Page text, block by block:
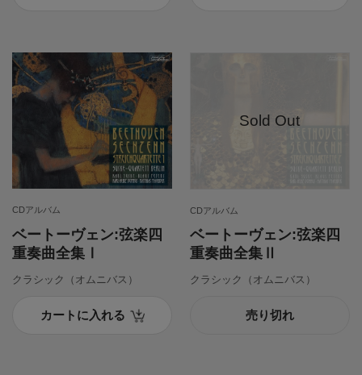
CDアルバム
ベートーヴェン:弦楽四
重奏曲全集Ⅰ
クラシック（オムニバス）
カートに入れる
CDアルバム
ベートーヴェン:弦楽四
重奏曲全集Ⅱ
クラシック（オムニバス）
売り切れ